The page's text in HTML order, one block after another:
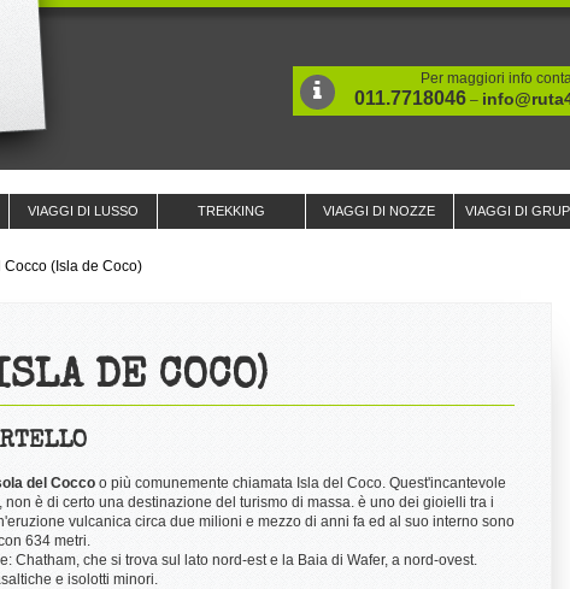
Per maggiori info
011.7718046 –
VIAGGI DI LUSSO TREKKING VIAGGI DI NOZZE VIAGGI DI
Cocco (Isla de Coco)
DE COCO)
del Cocco o più comunemente chiamata Isla del Coco. Quest'incantevole
è di certo una destinazione del turismo di massa. è uno dei gioielli tra i
vulcanica circa due milioni e mezzo di anni fa ed al suo interno sono
634 metri.
Chatham, che si trova sul lato nord-est e la Baia di Wafer, a nord-ovest.
e isolotti minori.